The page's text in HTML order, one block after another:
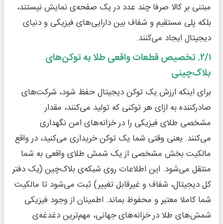
مبتنی بر کالا صرفا چند عدد در یک صفحه‌ی نمایش نیستند،
بلکه پلی مستقیم و شفاف بین دارایی‌های فیزیکی و دنیای
دیجیتال ایجاد می‌کنند.
۲/۱. تخصیص قطعات واقعی طلا به توکن‌های
بلاک‌چینی
برای اینکه ارزش یک توکن دیجیتال حفظ شود، شرکت‌های
صادرکننده به ازای هر توکنی که تولید می‌کنند، مقدار
مشخصی طلای فیزیکی را در خزانه‌های امن نگهداری
می‌کنند. یعنی وقتی شما یک توکن خریداری می‌کنید، در واقع
مالکیت بخش مشخصی از یک شمش طلای واقعی به شما
منتقل می‌شود. این اطلاعات روی شبکه‌ی بلاک‌چین (یک دفتر
کل دیجیتال، شفاف و غیرقابل تغییر) ثبت می‌شود تا مالکیت
شما کاملا معتبر و محفوظ بماند. اطمینان از وجود فیزیکی
شمش‌های طلا در خزانه‌های جهانی، مهم‌ترین دغدغه‌ی